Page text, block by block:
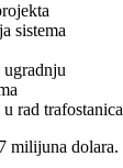
sistema
rad trafostanica
milijuna dolara.